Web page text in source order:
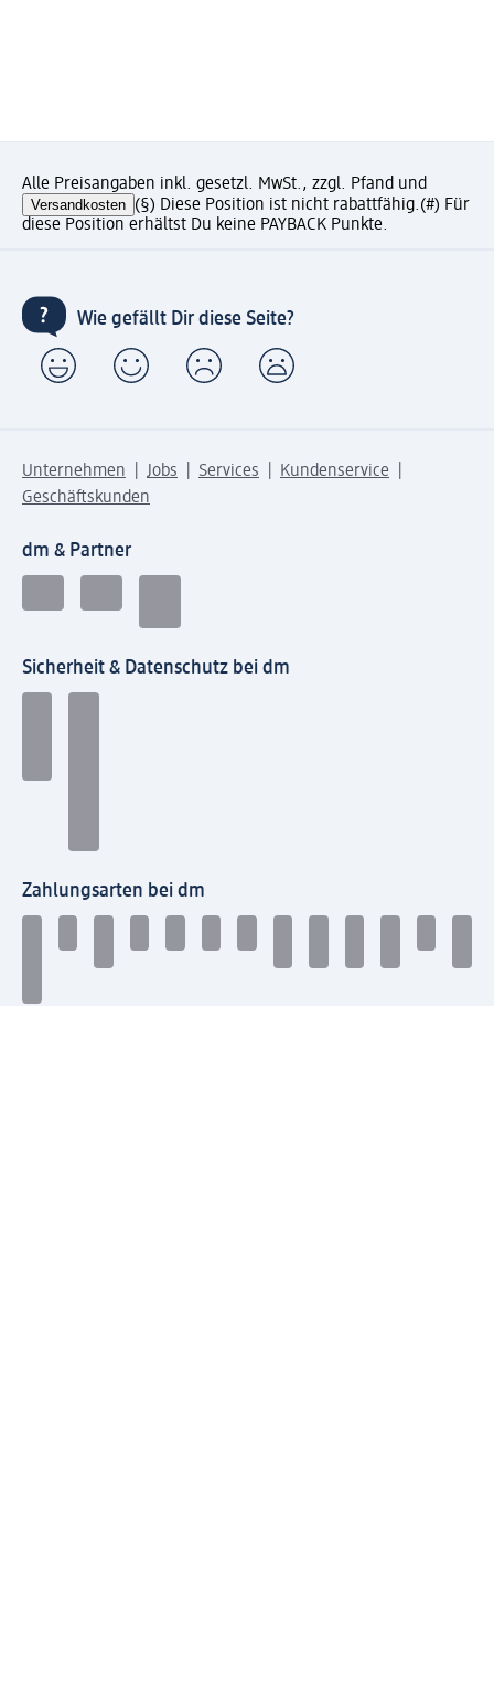
Alle Preisangaben inkl. gesetzl. MwSt., zzgl. Pfand und
Versandkosten (§) Diese Position ist nicht rabattfähig.(#) Für
diese Position erhältst Du keine PAYBACK Punkte.
Wie gefällt Dir diese Seite?
Unternehmen Jobs Services
Kundenservice
Geschäftskunden
dm & Partner
Sicherheit & Datenschutz bei dm
Zahlungsarten bei dm